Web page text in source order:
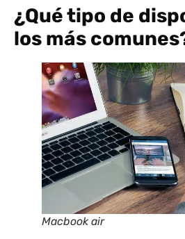
¿Qué tipo de
los más
Macbook air